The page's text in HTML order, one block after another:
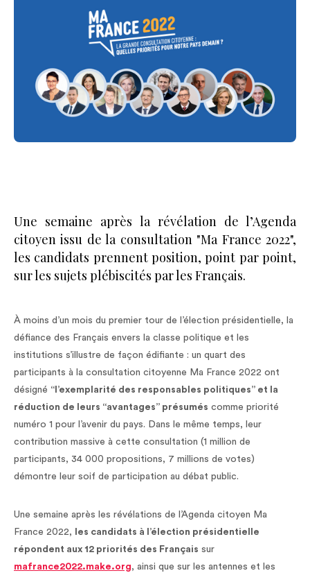
Une semaine après la révélation de l’Agenda
citoyen issu de la consultation "Ma France 2022",
les candidats prennent position, point par point,
sur les sujets plébiscités par les Français.
À moins d’un mois du premier tour de l’élection présidentielle, la
défiance des Français envers la classe politique et les
institutions s’illustre de façon édifiante : un quart des
participants à la consultation citoyenne Ma France 2022 ont
désigné “l’exemplarité des responsables politiques” et la
réduction de leurs “avantages” présumés comme priorité
numéro 1 pour l’avenir du pays. Dans le même temps, leur
contribution massive à cette consultation (1 million de
participants, 34 000 propositions, 7 millions de votes)
démontre leur soif de participation au débat public.
Une semaine après les révélations de l’Agenda citoyen Ma
France 2022,
les candidats à l’élection présidentielle
répondent aux 12 priorités des Français sur
mafrance2022.make.org, ainsi que sur les antennes et les